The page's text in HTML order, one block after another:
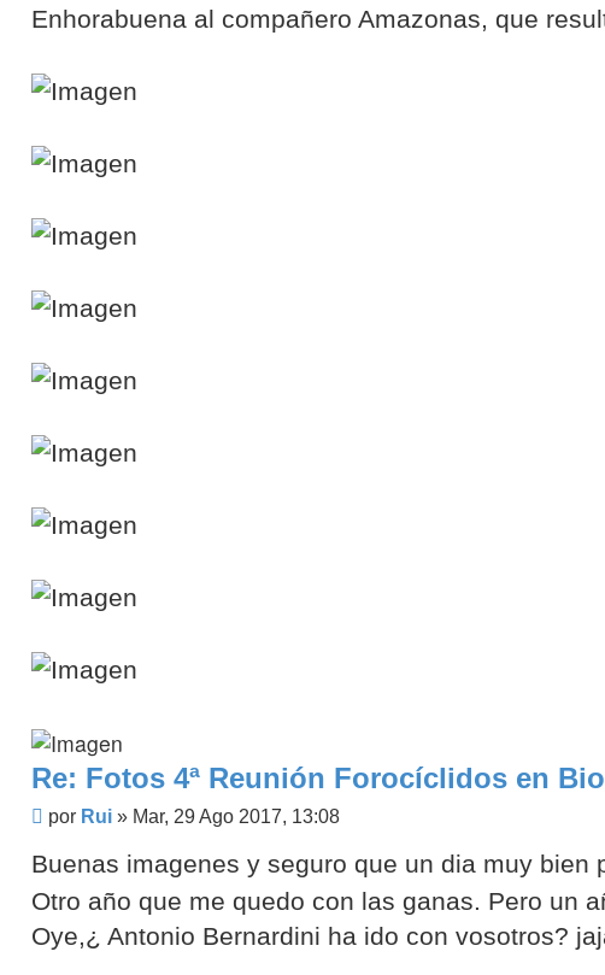
Enhorabuena al compañero Amazonas, que
Contactar
Re: Fotos 4ª Reunión Forocíclidos en
Mensaje
por Rui» Mar, 29 Ago 2017, 13:08
Buenas imagenes y seguro que un dia muy bien
Otro año que me quedo con las ganas. Pero un
Oye,¿ Antonio Bernardini ha ido con vosotros?